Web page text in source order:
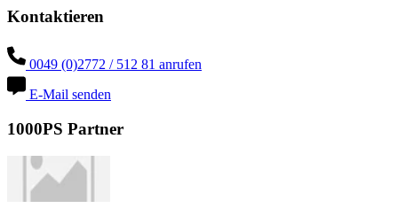
Kontaktieren
0049 (0)2772 / 512 81 anrufen
E-Mail senden
1000PS Partner